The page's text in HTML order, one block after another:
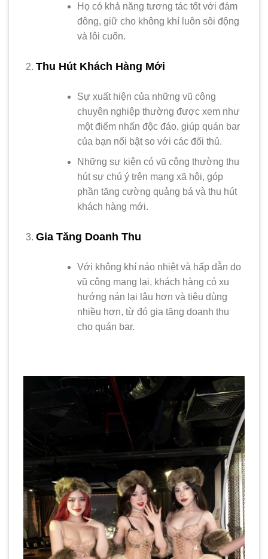
Họ có khả năng tương tác tốt với đám
đông, giữ cho không khí luôn sôi động
và lôi cuốn.
Thu Hút Khách Hàng Mới
Sự xuất hiện của những vũ công
chuyên nghiệp thường được xem như
một điểm nhấn độc đáo, giúp quán bar
của bạn nổi bật so với các đối thủ.
Những sự kiện có vũ công thường thu
hút sự chú ý trên mạng xã hội, góp
phần tăng cường quảng bá và thu hút
khách hàng mới.
Gia Tăng Doanh Thu
Với không khí náo nhiệt và hấp dẫn do
vũ công mang lại, khách hàng có xu
hướng nán lại lâu hơn và tiêu dùng
nhiều hơn, từ đó gia tăng doanh thu
cho quán bar.